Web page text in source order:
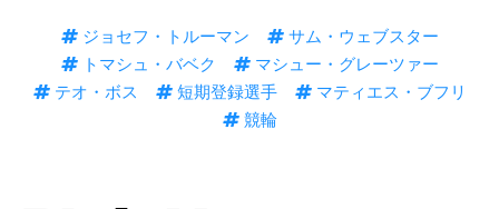
ジョセフ・トルーマン
サム・ウェブスター
トマシュ・バベク
マシュー・グレーツァー
テオ・ボス
短期登録選手
マティエス・ブフリ
競輪